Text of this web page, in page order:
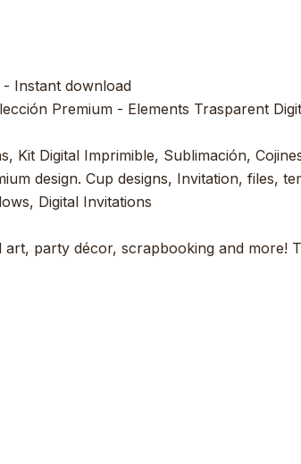
- Instant download
Premium - Elements Trasparent
Digital Imprimible, Sublimación,
design. Cup designs, Invitation, files,
Digital Invitations
party décor, scrapbooking and more!